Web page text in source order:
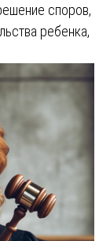
споров,
ребенка,